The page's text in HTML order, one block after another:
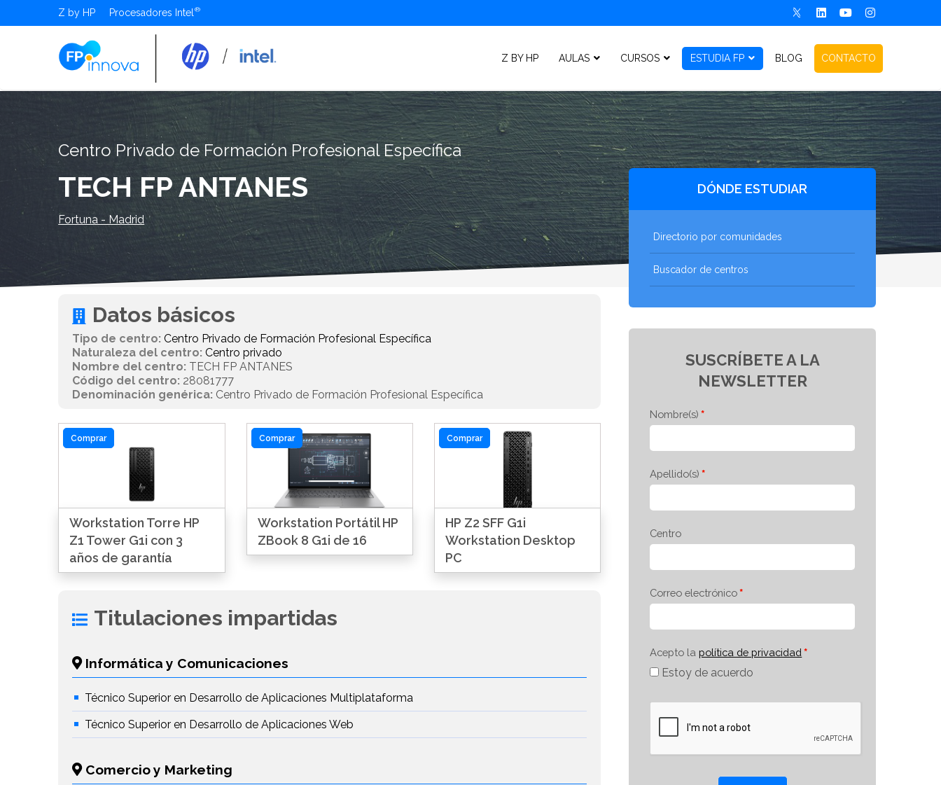
Z by HP Procesadores Intel
Z BY HP AULAS CURSOS ESTUDIA FP BLOG CONTACTO
Centro Privado de Formación Profesional Específica
TECH FP ANTANES
Fortuna - Madrid
Datos básicos
Tipo de centro: Centro Privado de Formación Profesional Específica
Naturaleza del centro: Centro privado
Nombre del centro: TECH FP ANTANES
Código del centro: 28081777
Denominación genérica: Centro Privado de Formación Profesional Específica
Comprar
Workstation Torre HP
Z1 Tower G1i con 3
años de garantía
Comprar
Workstation Portátil HP
ZBook 8 G1i de 16
Comprar
HP Z2 SFF G1i
Workstation Desktop
PC
Titulaciones impartidas
Informática y Comunicaciones
Técnico Superior en Desarrollo de Aplicaciones Multiplataforma
Técnico Superior en Desarrollo de Aplicaciones Web
Comercio y Marketing
DÓNDE ESTUDIAR
Directorio por comunidades
Buscador de centros
SUSCRÍBETE A LA
NEWSLETTER
Nombre(s)
Apellido(s)
Centro
Correo electrónico
Acepto la política de privacidad
Estoy de acuerdo